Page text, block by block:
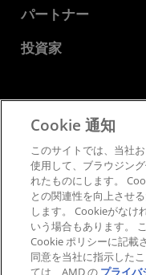
お問い合わせ
メディア ライブラリ
デベロッパー セント
ケース スタディ
パートナー
AMD パートナー ハブ
投資家
財務情報
取締役会
ガバナンス報告書
SEC 提出書類
サ
公
Cookie 通知
このサイトでは、当社
使用して、ブラウジン
れたものにします。
との関連性を向上させ
します。 Cookieがなけ
いう場合もあります。
Cookie ポリシーに記載
同意を当社に指示した
ては、AMD の プライバ